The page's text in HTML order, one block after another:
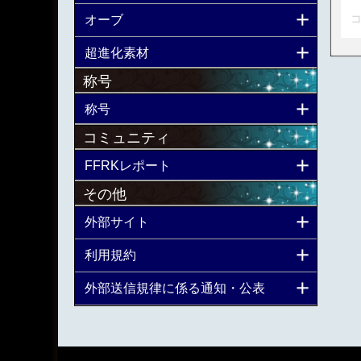
オーブ
超進化素材
称号
称号
コミュニティ
FFRKレポート
その他
外部サイト
利用規約
外部送信規律に係る通知・公表